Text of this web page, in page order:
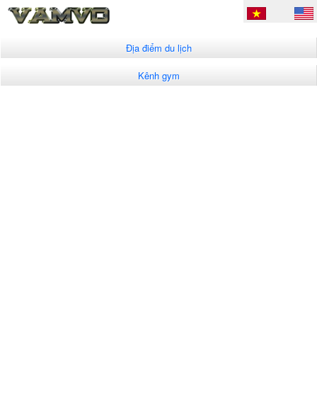
Địa điểm du lịch
Kênh gym